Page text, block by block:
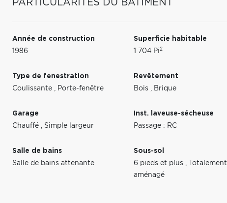
PARTICULARITÉS DU BÂTIMENT
Année de construction
1986
Superficie habitable
1 704 Pi2
Type de fenestration
Coulissante , Porte-fenêtre
Revêtement
Bois , Brique
Garage
Chauffé , Simple largeur
Inst. laveuse-sécheuse
Passage : RC
Salle de bains
Salle de bains attenante
Sous-sol
6 pieds et plus ,
Totalement
aménagé